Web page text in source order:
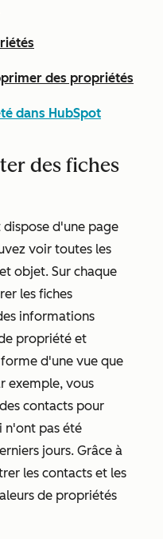
des propriétés
dans HubSpot
des fiches
d'une page
voir toutes les
objet. Sur chaque
les fiches
informations
propriété et
d'une vue que
exemple, vous
contacts pour
n'ont pas été
jours. Grâce à
les contacts et les
de propriétés